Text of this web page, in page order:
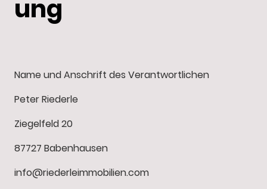
ung
Name und Anschrift des Verantwortlichen
Peter Riederle
Ziegelfeld 20
87727 Babenhausen
info@riederleimmobilien.com